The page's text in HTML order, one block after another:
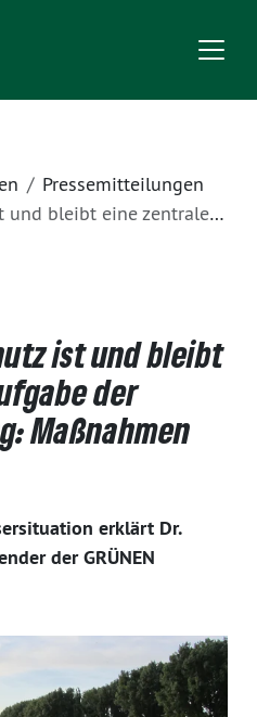
Pressemitteilungen
der Landesregierung: Maßnahmen zahlen sich aus
ist und bleibt
der
Maßnahmen
erklärt Dr.
der GRÜNEN